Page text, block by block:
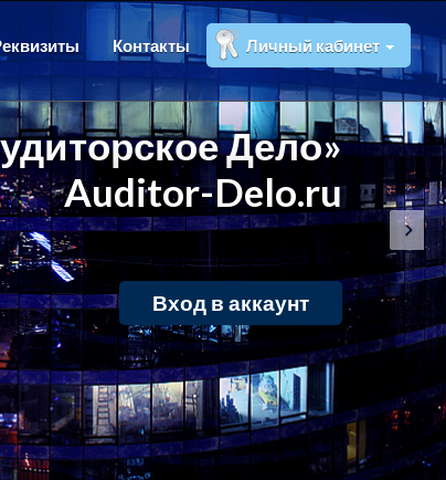
Контакты Личный кабинет
Дело»
Auditor-Delo.ru
Вход в аккаунт